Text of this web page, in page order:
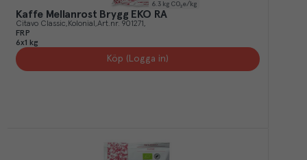
6.3 kg CO₂e/kg
Kaffe Mellanrost Brygg EKO RA
Citavo Classic Kolonial Art.nr. 901271
FRP
6x1 kg
Köp (Logga in)